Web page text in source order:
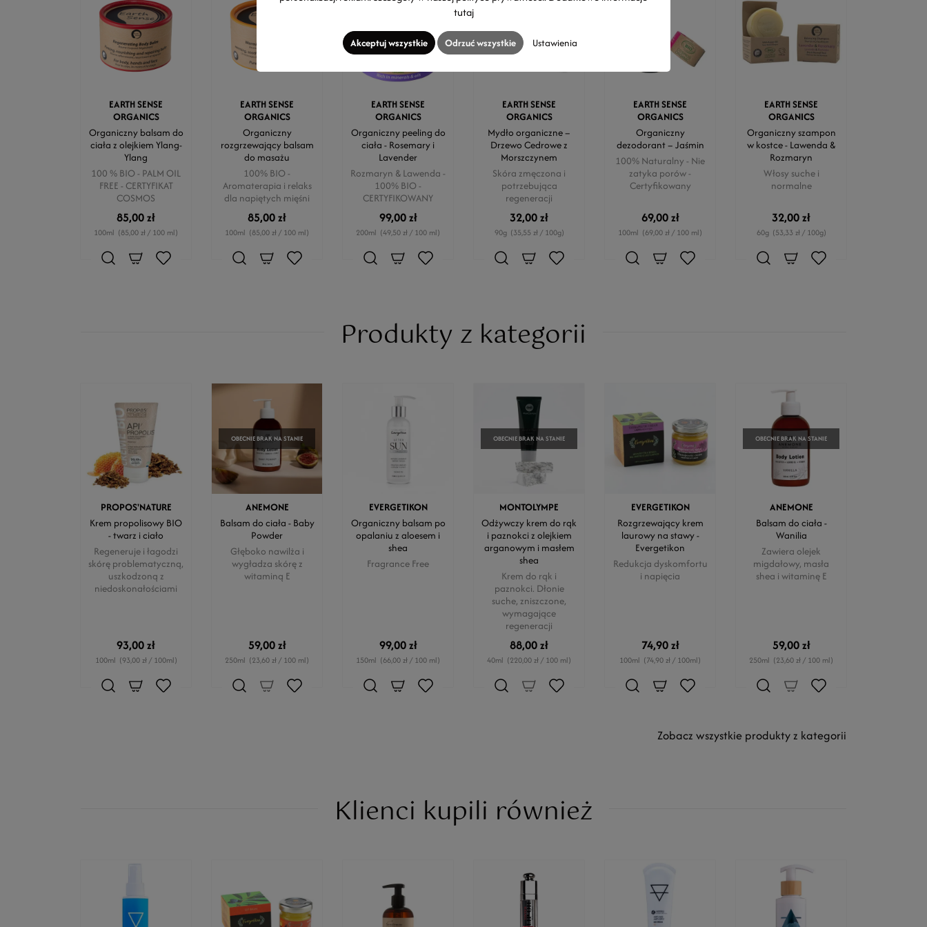
EARTH SENSE
ORGANICS
Organiczny balsam do
ciała z olejkiem Ylang-
Ylang
100 % BIO - PALM OIL
FREE - CERTYFIKAT
COSMOS
85,00 zł
100ml (85,00 zł / 100 ml)
EARTH SENSE
ORGANICS
Organiczny
rozgrzewający balsam
do masażu
100% BIO -
Aromaterapia i relaks
dla napiętych mięśni
85,00 zł
100ml (85,00 zł / 100 ml)
EARTH SENSE
ORGANICS
Organiczny peeling do
ciała - Rosemary i
Lavender
Rozmaryn & Lawenda -
100% BIO -
CERTYFIKOWANY
99,00 zł
200ml (49,50 zł / 100 ml)
EARTH SENSE
ORGANICS
Mydło organiczne –
Drzewo Cedrowe z
Morszczynem
Skóra zmęczona i
potrzebująca
regeneracji
32,00 zł
90g (35,55 zł / 100g)
EARTH SENSE
ORGANICS
Organiczny
dezodorant – Jaśmin
100% Naturalny - Nie
zatyka porów -
Certyfikowany
69,00 zł
100ml (69,00 zł / 100 ml)
EARTH SENSE
ORGANICS
Organiczny szampon
w kostce - Lawenda &
Rozmaryn
Włosy suche i
normalne
32,00 zł
60g (53,33 zł / 100g)
Produkty z kategorii
PROPOS'NATURE
Krem propolisowy BIO
- twarz i ciało
Regeneruje i łagodzi
skórę problematyczną,
uszkodzoną z
niedoskonałościami
93,00 zł
100ml (93,00 zł / 100ml)
OBECNIE BRAK NA STANIE
ANEMONE
Balsam do ciała - Baby
Powder
Głęboko nawilża i
wygładza skórę z
witaminą E
59,00 zł
250ml (23,60 zł / 100 ml)
EVERGETIKON
Organiczny balsam po
opalaniu z aloesem i
shea
Fragrance Free
99,00 zł
150ml (66,00 zł / 100 ml)
OBECNIE BRAK NA STANIE
MONTOLYMPE
Odżywczy krem do rąk
i paznokci z olejkiem
arganowym i masłem
shea
Krem do rąk i
paznokci. Dłonie
suche, zniszczone,
wymagające
regeneracji
88,00 zł
40ml (220,00 zł / 100 ml)
EVERGETIKON
Rozgrzewający krem
laurowy na stawy -
Evergetikon
Redukcja dyskomfortu
i napięcia
74,90 zł
100ml (74,90 zł / 100ml)
OBECNIE BRAK NA STANIE
ANEMONE
Balsam do ciała -
Wanilia
Zawiera olejek
migdałowy, masła
shea i witaminę E
59,00 zł
250ml (23,60 zł / 100 ml)
Zobacz wszystkie produkty z kategorii
Klienci kupili również
tutaj
Akceptuj wszystkie Odrzuć wszystkie Ustawienia